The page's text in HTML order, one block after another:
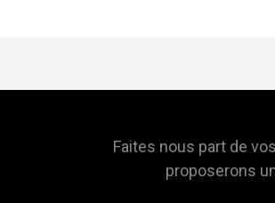
Faites nous part de
proposerons